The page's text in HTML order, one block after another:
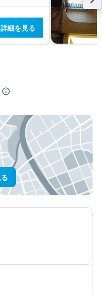
詳細を見る